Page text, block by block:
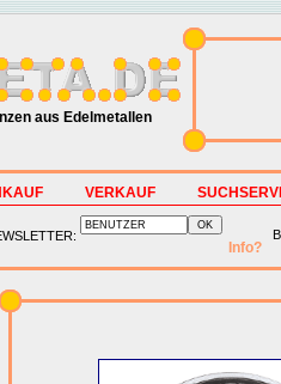
aus Edelmetallen
VERKAUF
Info?